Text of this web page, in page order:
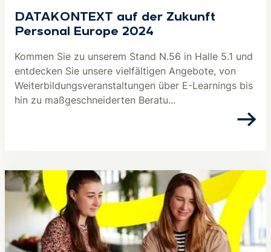
DATAKONTEXT auf der Zukunft
Personal Europe 2024
Kommen Sie zu unserem Stand N.56 in Halle 5.1 und
entdecken Sie unsere vielfältigen Angebote, von
Weiterbildungsveranstaltungen über E-Learnings bis
hin zu maßgeschneiderten Beratu...